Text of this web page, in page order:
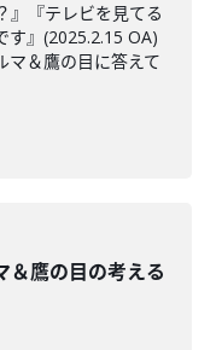
』『テレビを見てる
す』(2025.2.15 OA)
マ＆鷹の目に答えて
＆鷹の目の考える